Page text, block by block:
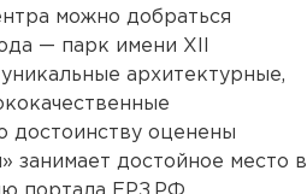
можно добраться
— парк имени XII
архитектурные,
достоинству оценены
достойное место в